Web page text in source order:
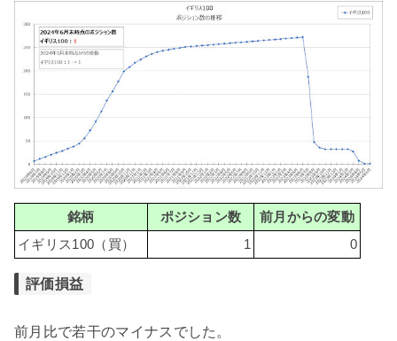
銘柄 ポジション数
前月からの変動
イギリス100（買）
1 0
評価損益
前月比で若干のマイナスでした。